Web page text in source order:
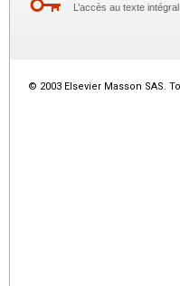
L’accès au texte
© 2003 Elsevier Masson SAS.